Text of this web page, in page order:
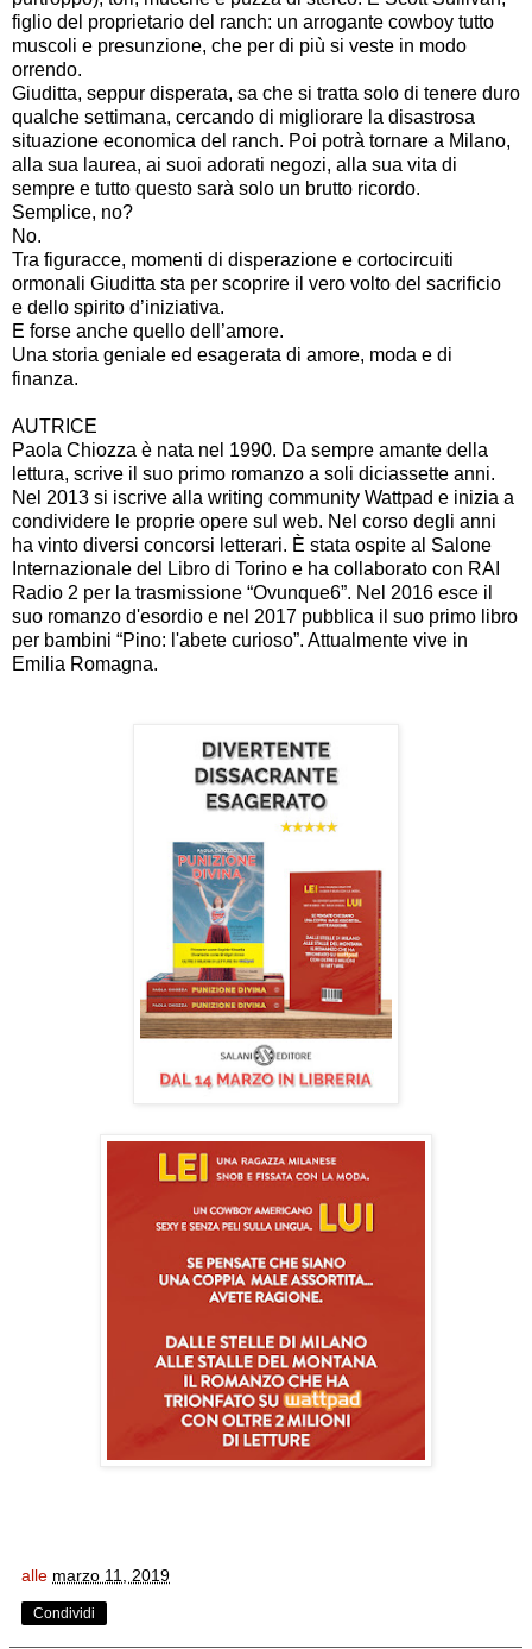
figlio del proprietario del ranch: un arrogante cowboy tutto
muscoli e presunzione, che per di più si veste in modo
orrendo.
Giuditta, seppur disperata, sa che si tratta solo di tenere duro
qualche settimana, cercando di migliorare la disastrosa
situazione economica del ranch. Poi potrà tornare a Milano,
alla sua laurea, ai suoi adorati negozi, alla sua vita di
sempre e tutto questo sarà solo un brutto ricordo.
Semplice, no?
No.
Tra figuracce, momenti di disperazione e cortocircuiti
ormonali Giuditta sta per scoprire il vero volto del sacrificio
e dello spirito d’iniziativa.
E forse anche quello dell’amore.
Una storia geniale ed esagerata di amore, moda e di
finanza.
AUTRICE
Paola Chiozza è nata nel 1990. Da sempre amante della
lettura, scrive il suo primo romanzo a soli diciassette anni.
Nel 2013 si iscrive alla writing community Wattpad e inizia a
condividere le proprie opere sul web. Nel corso degli anni
ha vinto diversi concorsi letterari. È stata ospite al Salone
Internazionale del Libro di Torino e ha collaborato con RAI
Radio 2 per la trasmissione “Ovunque6”. Nel 2016 esce il
suo romanzo d'esordio e nel 2017 pubblica il suo primo libro
per bambini “Pino: l'abete curioso”. Attualmente vive in
Emilia Romagna.
alle marzo 11, 2019
Condividi